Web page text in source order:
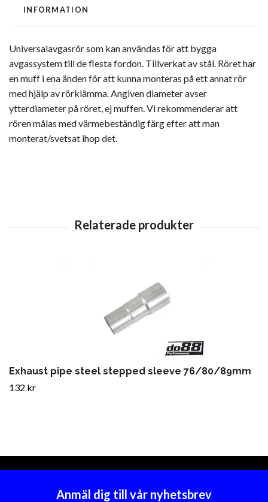
INFORMATION
Universalavgasrör som kan användas för att bygga
avgassystem till de flesta fordon. Tillverkat av stål. Röret har
en muff i ena änden för att kunna monteras på ett annat rör
med hjälp av rörklämma. Angiven diameter avser
ytterdiameter på röret, ej muffen. Vi rekommenderar att
rören målas med värmebeständig färg efter att man
monterat/svetsat ihop det.
Exhaust pipe steel stepped sleeve 76/80/89mm
132 kr
Anmäl dig till vår nyhetsbrev